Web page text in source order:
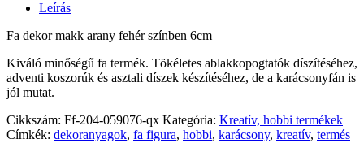
Leírás
Fa dekor makk arany fehér színben 6cm
Kiváló minőségű fa termék. Tökéletes ablakkopogtatók díszítéséhez,
adventi koszorúk és asztali díszek készítéséhez, de a karácsonyfán is
jól mutat.
Cikkszám: Ff-204-059076-qx Kategória: Kreatív, hobbi termékek
Címkék: dekoranyagok, fa figura, hobbi, karácsony, kreatív, termés